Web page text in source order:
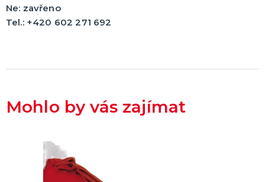
Ne: zavřeno
Tel.: +420 602 271 692
Mohlo by vás zajímat